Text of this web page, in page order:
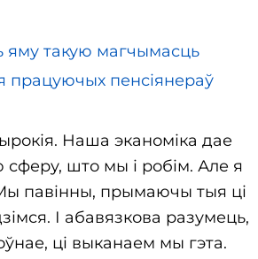
яму такую ​​магчымасць
працуючых пенсіянераў
Наша эканоміка дае
што мы і робім. Але я
Мы павінны, прымаючы тыя ці
І абавязкова разумець,
ці выканаем мы гэта.